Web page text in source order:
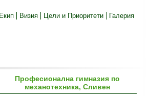
Екип Визия Цели и Приоритети Галерия
Професионална гимназия по
механотехника, Сливен